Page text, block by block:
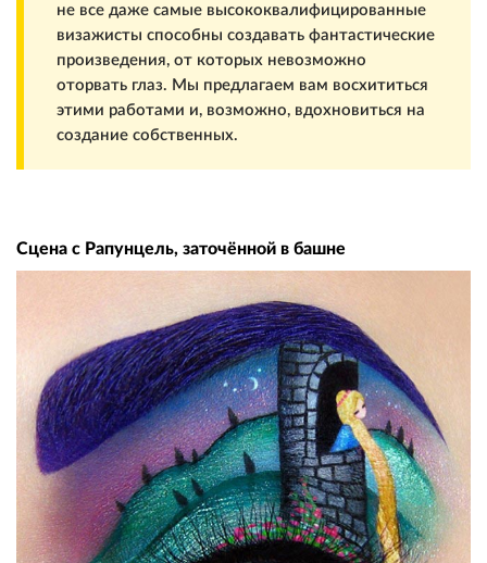
не все даже самые высококвалифицированные
визажисты способны создавать фантастические
произведения, от которых невозможно
оторвать глаз. Мы предлагаем вам восхититься
этими работами и, возможно, вдохновиться на
создание собственных.
Сцена с Рапунцель, заточённой в башне